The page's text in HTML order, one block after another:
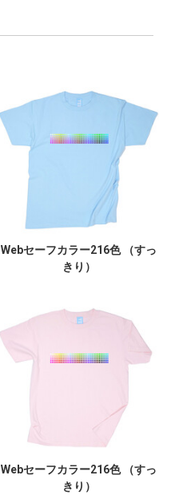
Webセーフカラー216色 （すっ
きり）
Webセーフカラー216色 （すっ
きり）